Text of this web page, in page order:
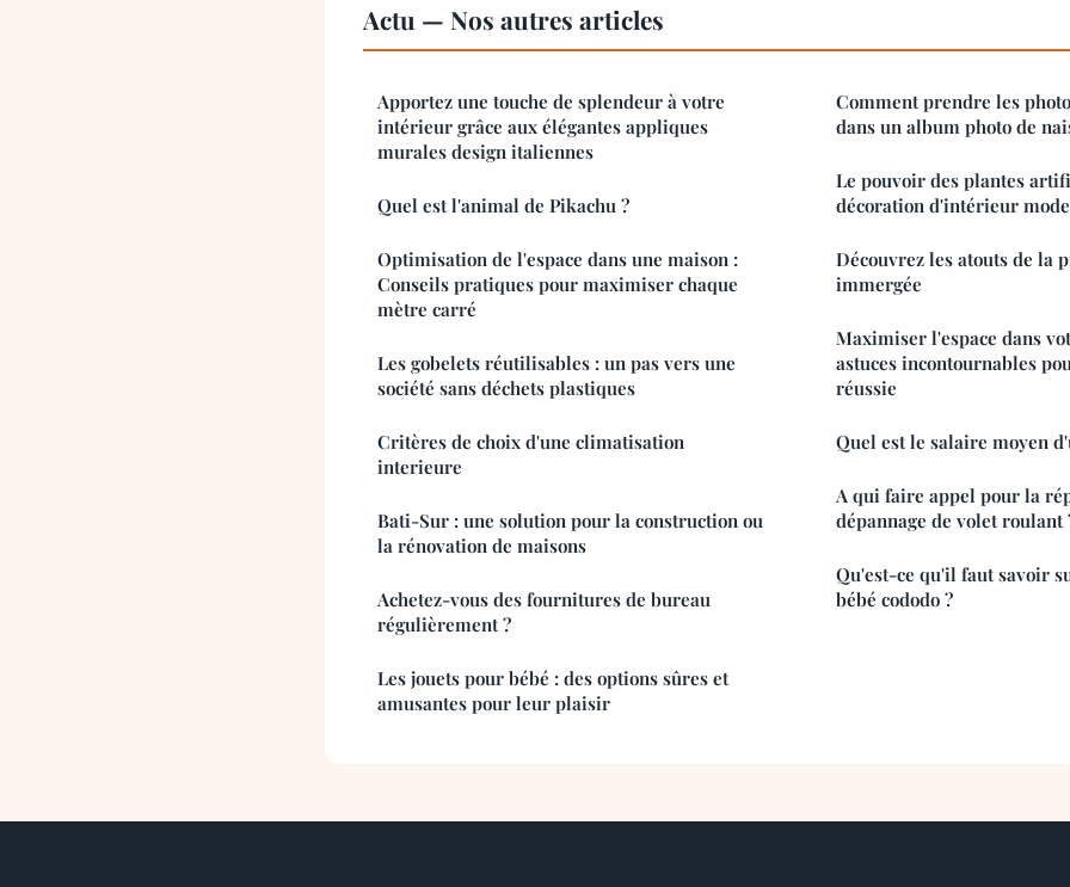
Actu — Nos autres articles
Apportez une touche de splendeur à votre
intérieur grâce aux élégantes appliques
murales design italiennes
Quel est l'animal de Pikachu ?
Optimisation de l'espace dans une maison :
Conseils pratiques pour maximiser chaque
mètre carré
Les gobelets réutilisables : un pas vers une
société sans déchets plastiques
Critères de choix d'une climatisation
interieure
Bati-Sur : une solution pour la construction ou
la rénovation de maisons
Achetez-vous des fournitures de bureau
régulièrement ?
Les jouets pour bébé : des options sûres et
amusantes pour leur plaisir
Comment prendre les
dans un album photo de
Le pouvoir des plantes
décoration d'intérieur
Découvrez les atouts de la
immergée
Maximiser l'espace dans
astuces incontournables
réussie
Quel est le salaire moyen
A qui faire appel pour la
dépannage de volet roulant
Qu'est-ce qu'il faut savoir
bébé cododo ?